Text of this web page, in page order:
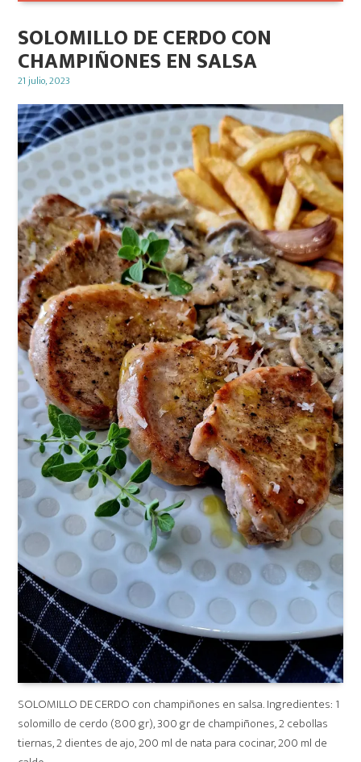
SOLOMILLO DE CERDO CON
CHAMPIÑONES EN SALSA
Posted
21 julio, 2023
SOLOMILLO DE CERDO con champiñones en salsa. Ingredientes: 1
solomillo de cerdo (800 gr), 300 gr de champiñones, 2 cebollas
tiernas, 2 dientes de ajo, 200 ml de nata para cocinar, 200 ml de